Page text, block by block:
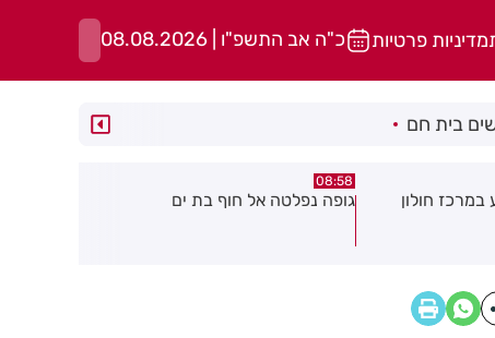
מדיניות פרטיות כ"ה אב התשפ"ו | 08.08.2026
בית חם
בת ים
08:29
חשד להצתה בשלושה מוקדים ברמת